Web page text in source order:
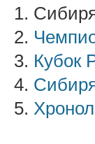
1.
2.
3. Кубок
4.
5.